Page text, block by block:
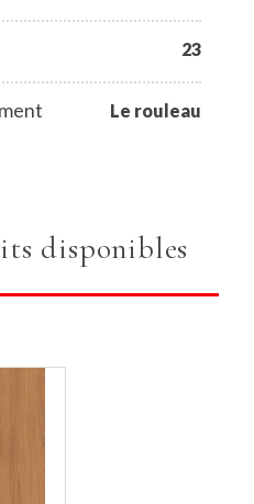
23
Le rouleau
disponibles